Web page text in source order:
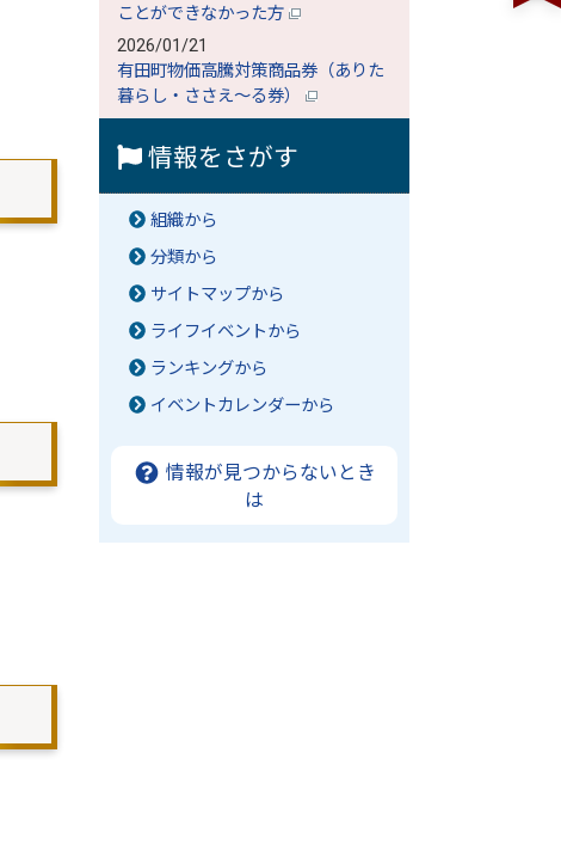
ことができなかった方
2026/01/21
有田町物価高騰対策商品券（ありた
暮らし・ささえ～る券）
情報をさがす
組織から
分類から
サイトマップから
ライフイベントから
ランキングから
イベントカレンダーから
情報が見つからないとき
は